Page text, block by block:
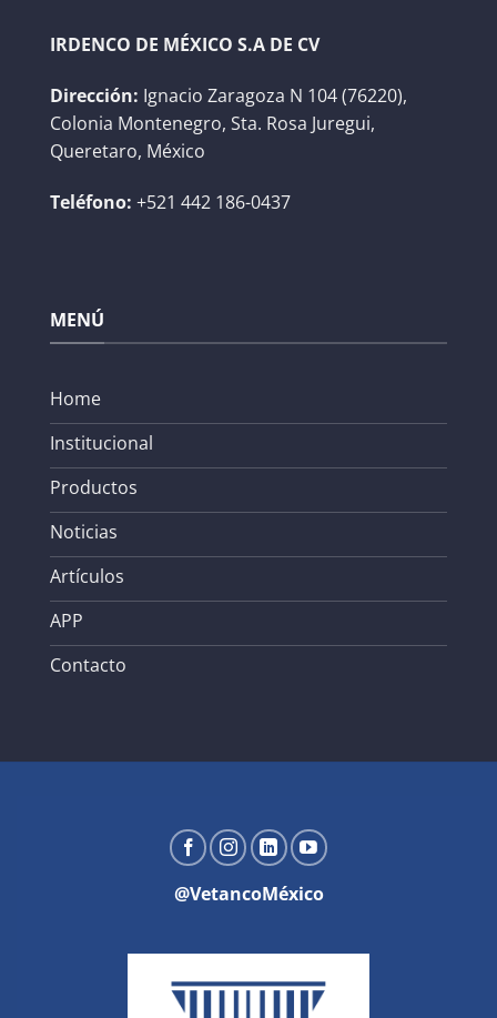
IRDENCO DE MÉXICO S.A DE CV
Dirección: Ignacio Zaragoza N 104 (76220),
Colonia Montenegro, Sta. Rosa Juregui,
Queretaro, México
Teléfono: +521 442 186-0437
MENÚ
Home
Institucional
Productos
Noticias
Artículos
APP
Contacto
@VetancoMéxico